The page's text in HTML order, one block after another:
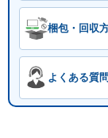
梱包・回収
よくある質問